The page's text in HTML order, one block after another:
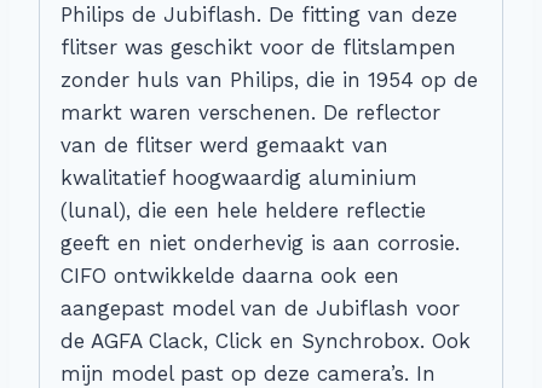
Philips de Jubiflash. De fitting van deze
flitser was geschikt voor de flitslampen
zonder huls van Philips, die in 1954 op de
markt waren verschenen. De reflector
van de flitser werd gemaakt van
kwalitatief hoogwaardig aluminium
(lunal), die een hele heldere reflectie
geeft en niet onderhevig is aan corrosie.
CIFO ontwikkelde daarna ook een
aangepast model van de Jubiflash voor
de AGFA Clack, Click en Synchrobox. Ook
mijn model past op deze camera’s. In